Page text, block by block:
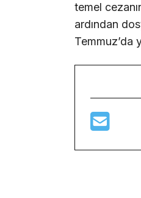
temel
ardından
Temmuz’da